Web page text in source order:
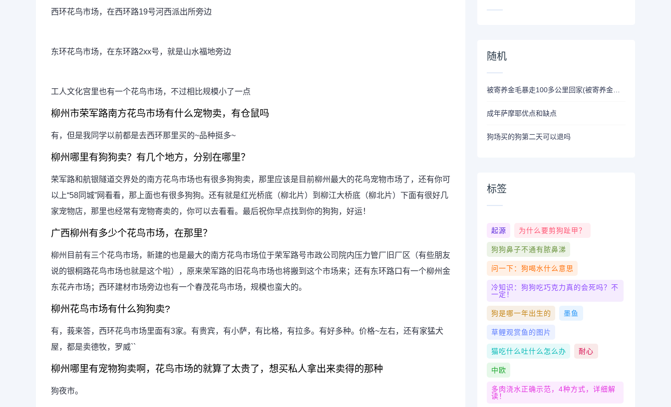
西环花鸟市场，在西环路19号河西派出所旁边
东环花鸟市场，在东环路2xx号，就是山水福地旁边
工人文化宫里也有一个花鸟市场，不过相比规模小了一点
柳州市荣军路南方花鸟市场有什么宠物卖，有仓鼠吗
有，但是我同学以前都是去西环那里买的~品种挺多~
柳州哪里有狗狗卖？有几个地方，分别在哪里？
荣军路和航银隧道交界处的南方花鸟市场也有很多狗狗卖，那里应该是目前柳州最大的花鸟宠物市场了，还有你可
以上“58同城”网看看，那上面也有很多狗狗。还有就是红光桥底（柳北片）到柳江大桥底（柳北片）下面有很好几
家宠物店，那里也经常有宠物寄卖的，你可以去看看。最后祝你早点找到你的狗狗，好运！
广西柳州有多少个花鸟市场，在那里？
柳州目前有三个花鸟市场，新建的也是最大的南方花鸟市场位于荣军路号市政公司院内压力管厂旧厂区（有些朋友
说的银桐路花鸟市场也就是这个啦），原来荣军路的旧花鸟市场也将搬到这个市场来；还有东环路口有一个柳州金
东花卉市场；西环建材市场旁边也有一个春茂花鸟市场，规模也蛮大的。
柳州花鸟市场有什么狗狗卖?
有，莪来答，西环花鸟市场里面有3家。有贵宾，有小萨，有比格，有拉多。有好多种。价格~左右，还有家猛犬
屋，都是卖德牧，罗威``
柳州哪里有宠物狗卖啊，花鸟市场的就算了太贵了，想买私人拿出来卖得的那种
狗夜市。
随机
成年萨摩耶优点和缺点
狗场买的狗第二天可以退吗
标签
起源 为什么要剪狗趾甲？
狗狗鼻子不通有脓鼻涕
问一下：狗喝水什么意思
冷知识：狗狗吃巧克力真的会死吗？不
一定！
狗是哪一年出生的 墨鱼
草鲤观赏鱼的图片
猫吃什么吐什么怎么办 耐心
中欧
多肉浇水正确示范，4种方式，详细解
读！